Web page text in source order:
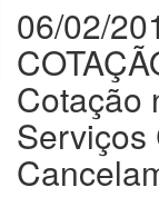
06/02/
Cotação
Serviços